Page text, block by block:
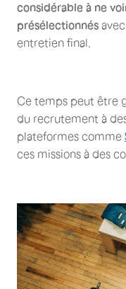
considérable à ne
présélectionnés
entretien final.
Ce temps peut être
du recrutement à
plateformes comme
ces missions à des